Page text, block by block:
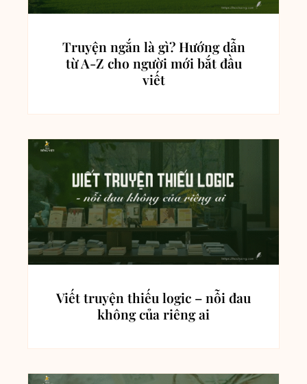
Truyện ngắn là gì? Hướng dẫn
từ A-Z cho người mới bắt đầu
viết
Viết truyện thiếu logic – nỗi đau
không của riêng ai